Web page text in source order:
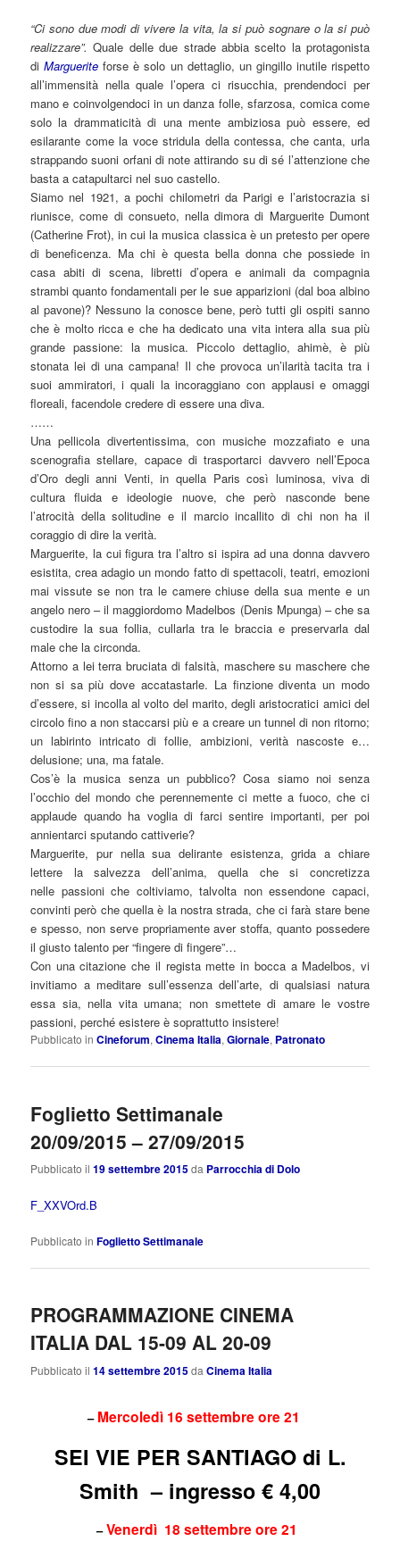
“Ci sono due modi di vivere la vita, la si può sognare o la si può
realizzare”.Quale delle due strade abbia scelto la protagonista
diMarguerite forse è solo un dettaglio, un gingillo inutile rispetto
all’immensità nella quale l’opera ci risucchia, prendendoci per
mano e coinvolgendoci in un danza folle, sfarzosa, comica come
solo la drammaticità di una mente ambiziosa può essere, ed
esilarante come la voce stridula della contessa, che canta, urla
strappando suoni orfani di note attirando su di sé l’attenzione che
basta a catapultarci nel suo castello.
Siamo nel 1921, a pochi chilometri da Parigi e l’aristocrazia si
riunisce, come di consueto, nella dimora di Marguerite Dumont
(Catherine Frot), in cui la musica classica è un pretesto per opere
di beneficenza. Ma chi è questa bella donna che possiede in
casa abiti di scena, libretti d’opera e animali da compagnia
strambi quanto fondamentali per le sue apparizioni (dal boa albino
al pavone)? Nessuno la conosce bene, però tutti gli ospiti sanno
che è molto ricca e che ha dedicato una vita intera alla sua più
grande passione: la musica. Piccolo dettaglio, ahimè, è più
stonata lei di una campana! Il che provoca un’ilarità tacita tra i
suoi ammiratori, i quali la incoraggiano con applausi e omaggi
floreali, facendole credere di essere una diva.
……
Una pellicola divertentissima, con musiche mozzafiato e una
scenografia stellare, capace di trasportarci davvero nell’Epoca
d’Oro degli anni Venti, in quella Paris così luminosa, viva di
cultura fluida e ideologie nuove, che però nasconde bene
l’atrocità della solitudine e il marcio incallito di chi non ha il
coraggio di dire la verità.
Marguerite, la cui figura tra l’altro si ispira ad una donna davvero
esistita, crea adagio un mondo fatto di spettacoli, teatri, emozioni
mai vissute se non tra le camere chiuse della sua mente e un
angelo nero – il maggiordomo Madelbos (Denis Mpunga) – che sa
custodire la sua follia, cullarla tra le braccia e preservarla dal
male che la circonda.
Attorno a lei terra bruciata di falsità, maschere su maschere che
non si sa più dove accatastarle. La finzione diventa un modo
d’essere, si incolla al volto del marito, degli aristocratici amici del
circolo fino a non staccarsi più e a creare un tunnel di non ritorno;
un labirinto intricato di follie, ambizioni, verità nascoste e…
delusione; una, ma fatale.
Cos’è la musica senza un pubblico? Cosa siamo noi senza
l’occhio del mondo che perennemente ci mette a fuoco, che ci
applaude quando ha voglia di farci sentire importanti, per poi
annientarci sputando cattiverie?
Marguerite, pur nella sua delirante esistenza, grida a chiare
lettere la salvezza dell’anima, quella che si concretizza
nelle passioni che coltiviamo, talvolta non essendone capaci,
convinti però che quella è la nostra strada, che ci farà stare bene
e spesso, non serve propriamente aver stoffa, quanto possedere
il giusto talento per “fingere di fingere”…
Con una citazione che il regista mette in bocca a Madelbos, vi
invitiamo a meditare sull’essenza dell’arte, di qualsiasi natura
essa sia, nella vita umana; non smettete di amare le vostre
passioni, perché esistere è soprattutto insistere!
Pubblicato in Cineforum,Cinema Italia,Giornale, Patronato
Foglietto Settimanale
20/09/2015 – 27/09/2015
Pubblicato il19 settembre 2015da Parrocchia di Dolo
F_XXVOrd.B
Pubblicato in Foglietto Settimanale
PROGRAMMAZIONE CINEMA
ITALIA DAL 15-09 AL 20-09
Pubblicato il14 settembre 2015daCinema Italia
– Mercoledì 16 settembre ore 21
SEI VIE PER SANTIAGO di L.
Smith – ingresso € 4,00
–Venerdì 18 settembre ore 21